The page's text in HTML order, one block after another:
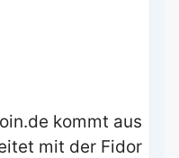
kommt aus
mit der Fidor